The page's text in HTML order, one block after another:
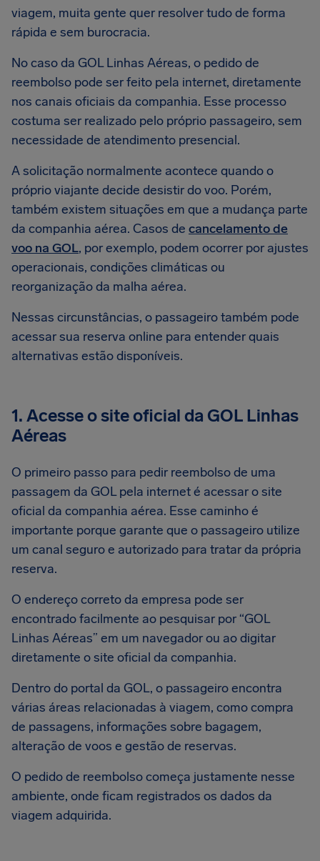
viagem, muita gente quer resolver tudo de forma
rápida e sem burocracia.
No caso da GOL Linhas Aéreas, o pedido de
reembolso pode ser feito pela internet, diretamente
nos canais oficiais da companhia. Esse processo
costuma ser realizado pelo próprio passageiro, sem
necessidade de atendimento presencial.
A solicitação normalmente acontece quando o
próprio viajante decide desistir do voo. Porém,
também existem situações em que a mudança parte
da companhia aérea. Casos de cancelamento de
voo na GOL, por exemplo, podem ocorrer por ajustes
operacionais, condições climáticas ou
reorganização da malha aérea.
Nessas circunstâncias, o passageiro também pode
acessar sua reserva online para entender quais
alternativas estão disponíveis.
1. Acesse o site oficial da GOL Linhas
Aéreas
O primeiro passo para pedir reembolso de uma
passagem da GOL pela internet é acessar o site
oficial da companhia aérea. Esse caminho é
importante porque garante que o passageiro utilize
um canal seguro e autorizado para tratar da própria
reserva.
O endereço correto da empresa pode ser
encontrado facilmente ao pesquisar por “GOL
Linhas Aéreas” em um navegador ou ao digitar
diretamente o site oficial da companhia.
Dentro do portal da GOL, o passageiro encontra
várias áreas relacionadas à viagem, como compra
de passagens, informações sobre bagagem,
alteração de voos e gestão de reservas.
O pedido de reembolso começa justamente nesse
ambiente, onde ficam registrados os dados da
viagem adquirida.